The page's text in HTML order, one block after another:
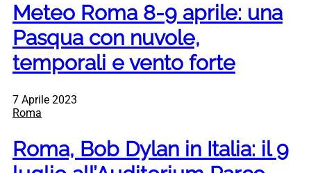
Meteo Roma 8-9 aprile: una
Pasqua con nuvole,
temporali e vento forte
7 Aprile 2023
Roma
Roma, Bob Dylan in Italia: il 9